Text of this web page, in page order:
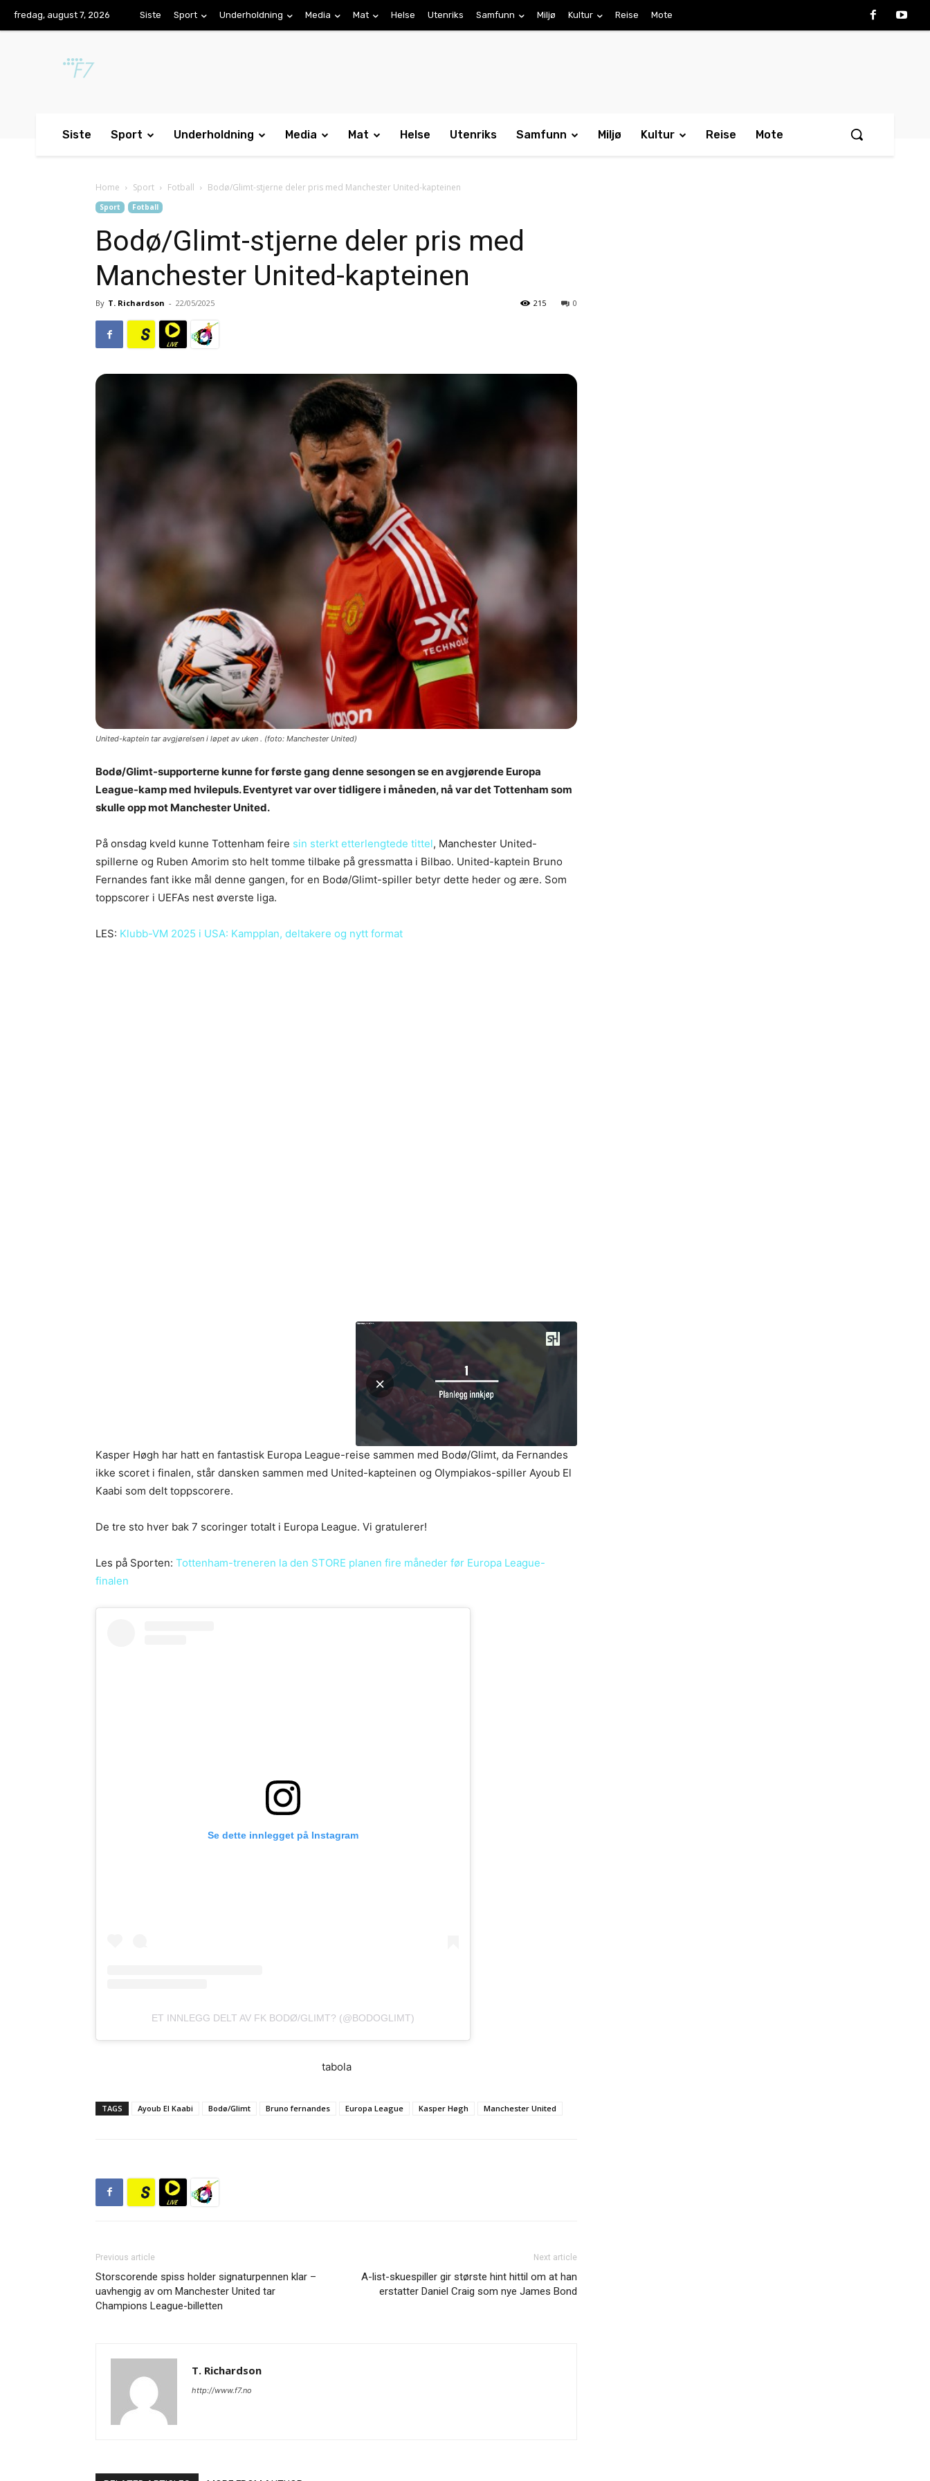
fredag, august 7, 2026 Siste Sport Underholdning Media Mat Helse Utenriks Samfunn Miljø Kultur Reise Mote
Siste Sport Underholdning Media Mat Helse Utenriks Samfunn Miljø Kultur Reise Mote
Home Sport Fotball Bodø/Glimt-stjerne deler pris med Manchester United-kapteinen
Sport Fotball
Bodø/Glimt-stjerne deler pris med
Manchester United-kapteinen
By T. Richardson - 22/05/2025 0
215
United-kaptein tar avgjørelsen i løpet av uken . (foto: Manchester United)
Bodø/Glimt-supporterne kunne for første gang denne sesongen se en avgjørende Europa
League-kamp med hvilepuls. Eventyret var over tidligere i måneden, nå var det Tottenham som
skulle opp mot Manchester United.
På onsdag kveld kunne Tottenham feire sin sterkt etterlengtede tittel, Manchester United-
spillerne og Ruben Amorim sto helt tomme tilbake på gressmatta i Bilbao. United-kaptein Bruno
Fernandes fant ikke mål denne gangen, for en Bodø/Glimt-spiller betyr dette heder og ære. Som
toppscorer i UEFAs nest øverste liga.
LES: Klubb-VM 2025 i USA: Kampplan, deltakere og nytt format
Kasper Høgh har hatt en fantastisk Europa League-reise sammen med Bodø/Glimt, da Fernandes
ikke scoret i finalen, står dansken sammen med United-kapteinen og Olympiakos-spiller Ayoub El
Kaabi som delt toppscorere.
De tre sto hver bak 7 scoringer totalt i Europa League. Vi gratulerer!
Les på Sporten: Tottenham-treneren la den STORE planen fire måneder før Europa League-
finalen
Se dette innlegget på Instagram
ET INNLEGG DELT AV FK BODØ/GLIMT? (@BODOGLIMT)
tabola
TAGS Ayoub El Kaabi Bodø/Glimt Bruno fernandes Europa League Kasper Høgh Manchester United
Previous article
Storscorende spiss holder signaturpennen klar –
uavhengig av om Manchester United tar
Champions League-billetten
Next article
A-list-skuespiller gir største hint hittil om at han
erstatter Daniel Craig som nye James Bond
T. Richardson
http://www.f7.no